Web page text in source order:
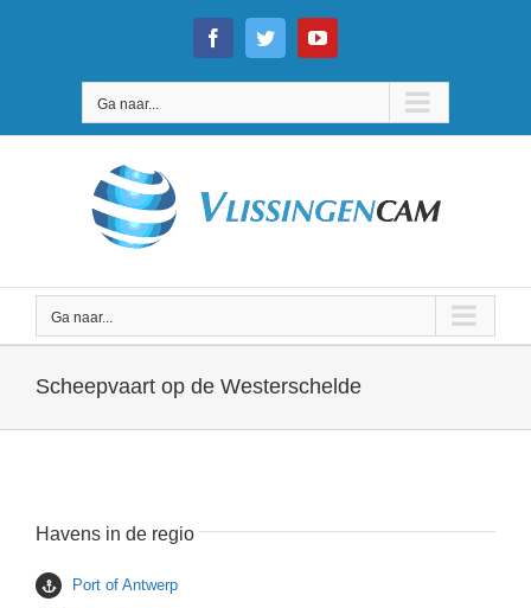
FacebookTwitterYouTube
Ga naar...
Ga naar...
Scheepvaart op de Westerschelde
Havens in de regio
Port of Antwerp